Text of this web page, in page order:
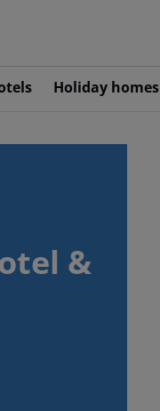
Holiday homes
&